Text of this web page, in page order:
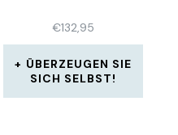
€132,95
ÜBERZEUGEN SIE
SICH SELBST!